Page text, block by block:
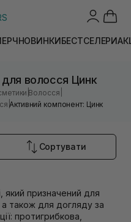
НОВИНКИБЕСТСЕЛЕРИ
волосся Цинк
|Волосся
|Активний компонент: Цинк
Сортувати
який призначений для
також для догляду за
протигрибкова,